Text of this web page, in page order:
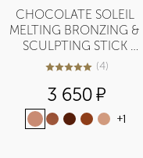
CHOCOLATE SOLEIL
MELTING BRONZING &
SCULPTING STICK
Бронзирующий и
стик для лица
5из 54 (4)
3 650¤
+1